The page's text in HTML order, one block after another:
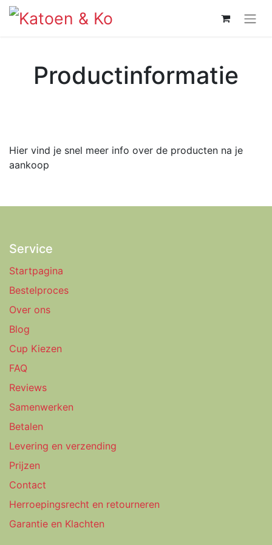
Productinformatie
Hier vind je snel meer info over de producten na je
aankoop
Service
Startpagina
Bestelproces
Over ons
Blog
Cup Kiezen
FAQ
Reviews
Samenwerken
Betalen
Levering en verzending
Prijzen
Contact
Herroepingsrecht en retourneren
Garantie en Klachten